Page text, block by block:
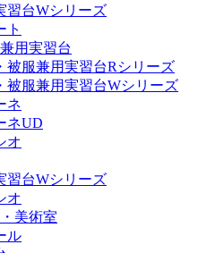
習台Wシリーズ
ト
用実習台
被服兼用実習台Rシリーズ
被服兼用実習台Wシリーズ
ネ
ネUD
オ
習台Wシリーズ
オ
美術室
ル